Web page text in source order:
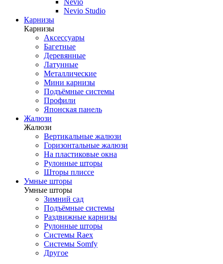
Nevio
Nevio Studio
Карнизы
Карнизы
Аксессуары
Багетные
Деревянные
Латунные
Металлические
Мини карнизы
Подъёмные системы
Профили
Японская панель
Жалюзи
Жалюзи
Вертикальные жалюзи
Горизонтальные жалюзи
На пластиковые окна
Рулонные шторы
Шторы плиссе
Умные шторы
Умные шторы
Зимний сад
Подъёмные системы
Раздвижные карнизы
Рулонные шторы
Системы Raex
Системы Somfy
Другое